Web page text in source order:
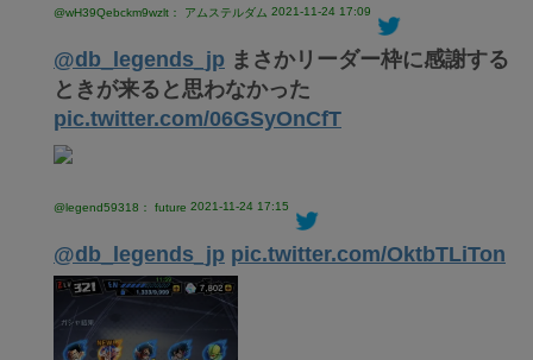
@wH39Qebckm9wzlt： アムステルダム 2021-11-24 17:09
@db_legends_jp まさかリーダー枠に感謝する
ときが来ると思わなかった
pic.twitter.com/06GSyOnCfT
@legend59318： future 2021-11-24 17:15
@db_legends_jp pic.twitter.com/OktbTLiTon